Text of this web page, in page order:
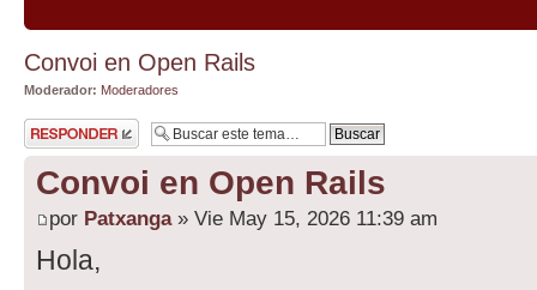
Convoi en Open Rails
Moderador: Moderadores
Publicar una
respuesta
Convoi en Open Rails
por Patxanga» Vie May 15, 2026 11:39 am
Hola,